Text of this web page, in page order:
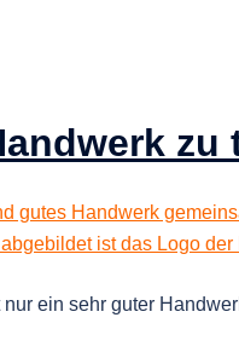
zu
ein sehr guter